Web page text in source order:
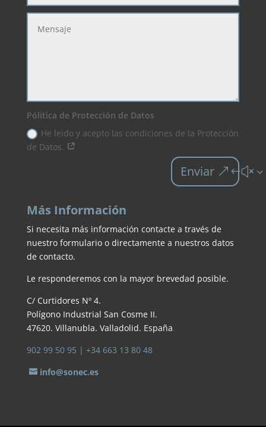
Pólitica de Protección de Datos
He leido y acepto las condiciones de la Protección
de Datos.
Enviar
Más Información
Si necesita más información contacte a través de
nuestro formulario o directamente a nuestros datos
de contacto.
Le responderemos con la mayor brevedad posible.
C/ Curtidores Nº 4.
Polígono Industrial San Cosme II.
47620. Villanubla. Valladolid. España.
902 99 50 95 | +34 663 13 80 48
info@sonec.es